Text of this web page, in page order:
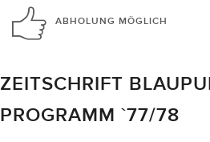
ABHOLUNG MÖGLICH
ZEITSCHRIFT
PROGRAMM `77/78